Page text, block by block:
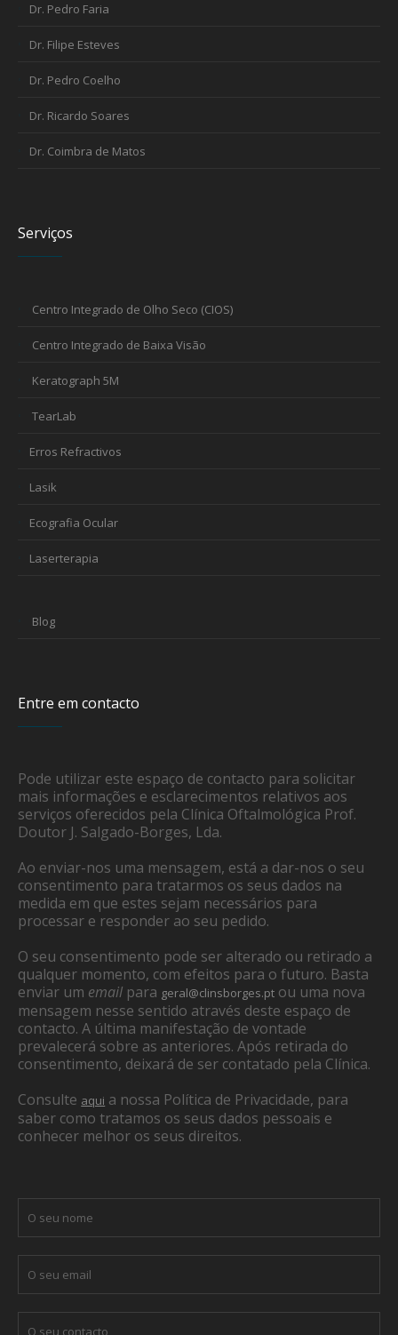
Dr. Pedro Faria
Dr. Filipe Esteves
Dr. Pedro Coelho
Dr. Ricardo Soares
Dr. Coimbra de Matos
Serviços
Centro Integrado de Olho Seco (CIOS)
Centro Integrado de Baixa Visão
Keratograph 5M
TearLab
Erros Refractivos
Lasik
Ecografia Ocular
Laserterapia
Blog
Entre em contacto
Pode utilizar este espaço de contacto para solicitar
mais informações e esclarecimentos relativos aos
serviços oferecidos pela Clínica Oftalmológica Prof.
Doutor J. Salgado-Borges, Lda.
Ao enviar-nos uma mensagem, está a dar-nos o seu
consentimento para tratarmos os seus dados na
medida em que estes sejam necessários para
processar e responder ao seu pedido.
O seu consentimento pode ser alterado ou retirado a
qualquer momento, com efeitos para o futuro. Basta
enviar um email para geral@clinsborges.pt ou uma nova
mensagem nesse sentido através deste espaço de
contacto. A última manifestação de vontade
prevalecerá sobre as anteriores. Após retirada do
consentimento, deixará de ser contatado pela Clínica.
Consulte aqui a nossa Política de Privacidade, para
saber como tratamos os seus dados pessoais e
conhecer melhor os seus direitos.